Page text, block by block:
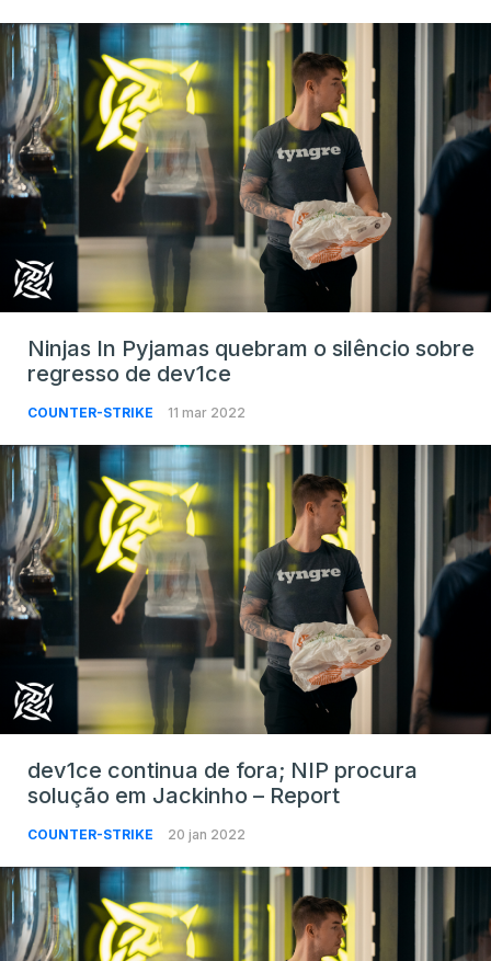
Ninjas In Pyjamas quebram o silêncio sobre
regresso de dev1ce
COUNTER-STRIKE 11 mar 2022
dev1ce continua de fora; NIP procura
solução em Jackinho – Report
COUNTER-STRIKE 20 jan 2022